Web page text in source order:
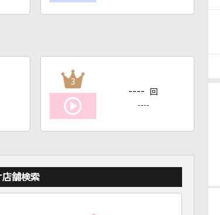
3
---- 回
----
店舗検索